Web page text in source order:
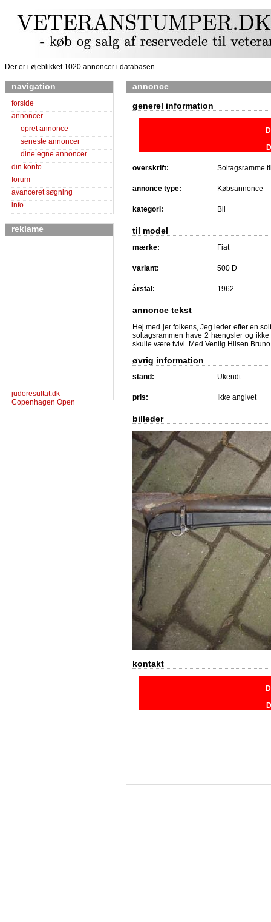
Der er i øjeblikket 1020 annoncer i databasen
navigation
forside
annoncer
opret annonce
seneste annoncer
dine egne annoncer
din konto
forum
avanceret søgning
info
reklame
judoresultat.dk
Copenhagen Open
annonce
generel information
overskrift: Soltagsramme
annonce type: Købsannonce
kategori: Bil
til model
mærke: Fiat
variant: 500 D
årstal: 1962
annonce tekst
Hej med jer folkens, Jeg leder efter en
soltagsrammen have 2 hængsler og
skulle være tvivl. Med Venlig Hilsen
øvrig information
stand: Ukendt
pris: Ikke angivet
billeder
kontakt